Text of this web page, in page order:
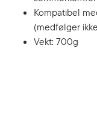
Kompatibel
(medfølger ikke
Vekt: 700g